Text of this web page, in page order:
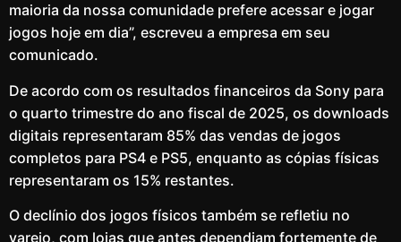
maioria da nossa comunidade prefere acessar e jogar
jogos hoje em dia”, escreveu a empresa em seu
comunicado.
De acordo com os resultados financeiros da Sony para
o quarto trimestre do ano fiscal de 2025, os downloads
digitais representaram 85% das vendas de jogos
completos para PS4 e PS5, enquanto as cópias físicas
representaram os 15% restantes.
O declínio dos jogos físicos também se refletiu no
varejo, com lojas que antes dependiam fortemente de